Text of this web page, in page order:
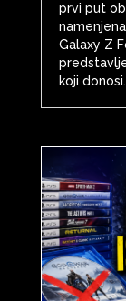
prvi put
Galaxy Z
koji